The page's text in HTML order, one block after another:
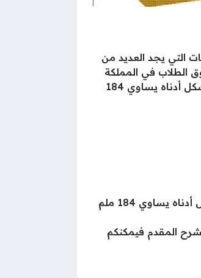
مادة الرياضيات التي يجد العديد من
الطلاب في المملكة
العربية السعودية والوطن العربي فإننا سوف نقوم من خلال هذا المقال بحل سؤال المساحة الكلية لسطح المنشور في الشكل أدناه يساوي 184
وبذلك نكون قد أجبنا لكم أحبائنا الطلبة والطالبات الأعزاء على سؤالكم المتعلق بـ “المساحة الكلية لسطح المنشور في الشكل أدناه يساوي 184 ملم
المقدم فيمكنكم